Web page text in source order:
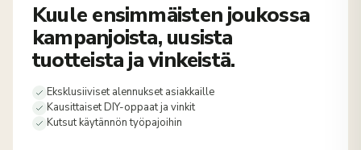
Kuule ensimmäisten joukossa
kampanjoista, uusista
tuotteista ja vinkeistä.
Eksklusiiviset alennukset asiakkaille
Kausittaiset DIY-oppaat ja vinkit
Kutsut käytännön työpajoihin